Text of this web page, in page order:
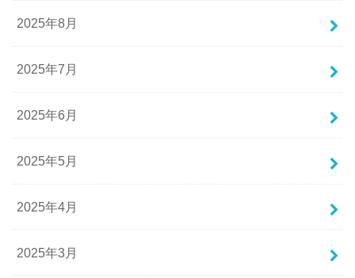
2025年8月
2025年7月
2025年6月
2025年5月
2025年4月
2025年3月